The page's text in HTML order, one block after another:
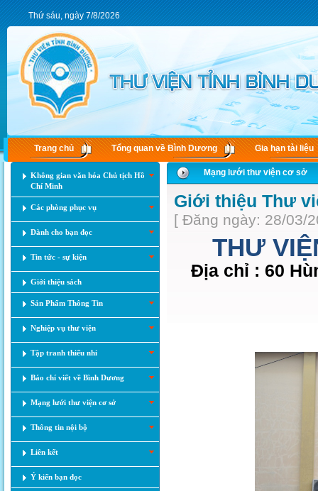
Thứ sáu, ngày 7/8/2026
Trang chủ Tổng quan về Bình Dương Gia hạn tài liệu
Không gian văn hóa Chủ tịch Hồ
Chí Minh
Các phòng phục vụ
Dành cho bạn đọc
Tin tức - sự kiện
Giới thiệu sách
Sản Phẩm Thông Tin
Nghiệp vụ thư viện
Tập tranh thiếu nhi
Báo chí viết về Bình Dương
Mạng lưới thư viện cơ sở
Thông tin nội bộ
Liên kết
Ý kiến bạn đọc
Mạng lưới thư viện cơ sở
Giới thiệu Thư
[ Đăng ngày: 28/03/
THƯ
Địa chỉ : 60